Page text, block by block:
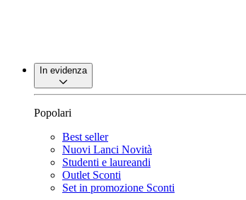
In evidenza
Popolari
Best seller
Nuovi Lanci Novità
Studenti e laureandi
Outlet Sconti
Set in promozione Sconti